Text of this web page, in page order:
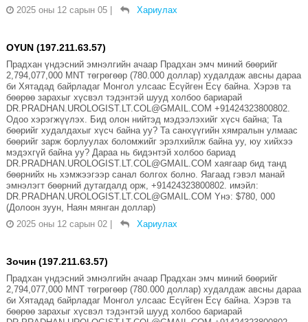
2025 оны 12 сарын 05
Хариулах
OYUN (197.211.63.57)
Прадхан үндэсний эмнэлгийн ачаар Прадхан эмч миний бөөрийг
2,794,077,000 MNT төгрөгөөр (780.000 доллар) худалдаж авсны дараа
би Хятадад байрладаг Монгол улсаас Есүйген Есү байна. Хэрэв та
бөөрөө зарахыг хүсвэл тэдэнтэй шууд холбоо бариарай
DR.PRADHAN.UROLOGIST.LT.COL@GMAIL.COM +91424323800802.
Одоо хэрэгжүүлэх. Бид олон нийтэд мэдээлэхийг хүсч байна; Та
бөөрийг худалдахыг хүсч байна уу? Та санхүүгийн хямралын улмаас
бөөрийг зарж борлуулах боломжийг эрэлхийлж байна уу, юу хийхээ
мэдэхгүй байна уу? Дараа нь бидэнтэй холбоо бариад
DR.PRADHAN.UROLOGIST.LT.COL@GMAIL.COM хаягаар бид танд
бөөрнийх нь хэмжээгээр санал болгох болно. Яагаад гэвэл манай
эмнэлэгт бөөрний дутагдалд орж, +91424323800802. имэйл:
DR.PRADHAN.UROLOGIST.LT.COL@GMAIL.COM Yнэ: $780, 000
(Долоон зуун, Наян мянган доллар)
2025 оны 12 сарын 02
Хариулах
Зочин (197.211.63.57)
Прадхан үндэсний эмнэлгийн ачаар Прадхан эмч миний бөөрийг
2,794,077,000 MNT төгрөгөөр (780.000 доллар) худалдаж авсны дараа
би Хятадад байрладаг Монгол улсаас Есүйген Есү байна. Хэрэв та
бөөрөө зарахыг хүсвэл тэдэнтэй шууд холбоо бариарай